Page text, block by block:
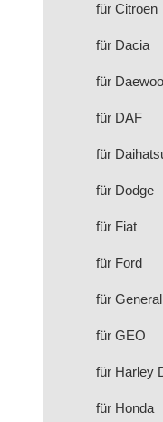
für Citroen
für Dacia
für Daewoo
für DAF
für
für Dodge
für Fiat
für Ford
für
für GEO
für Harley
für Honda